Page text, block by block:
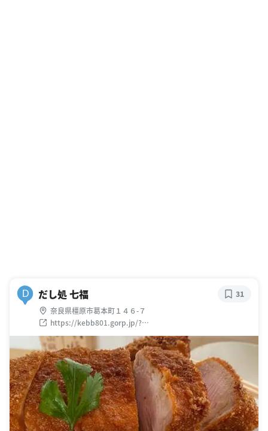
D だし処 七福
奈良県橿原市葛本町１４６-７
https://kebb801.gorp.jp/?
_gl=1*11djd7a*_ga*NTA3NjUyNTQuMTY3MzEwOTcxMw..*_
ga_L9BHK8C28C*MTY3MzE4ODA3Ny4zLjEuMTY3MzE4ODA
4Ny41MC4wLjA.
31